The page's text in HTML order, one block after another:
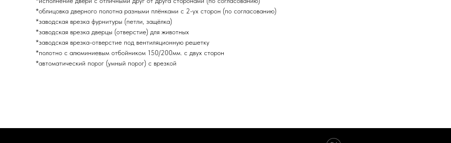
*облицовка дверного полотна разными плёнками с 2-ух сторон (по согласованию)
*заводская врезка фурнитуры (петли, защёлка)
*заводская врезка дверцы (отверстие) для животных
*заводская врезка-отверстие под вентиляционную решетку
*полотно с алюминиевым отбойником 150/200мм. с двух сторон
*автоматический порог (умный порог) с врезкой